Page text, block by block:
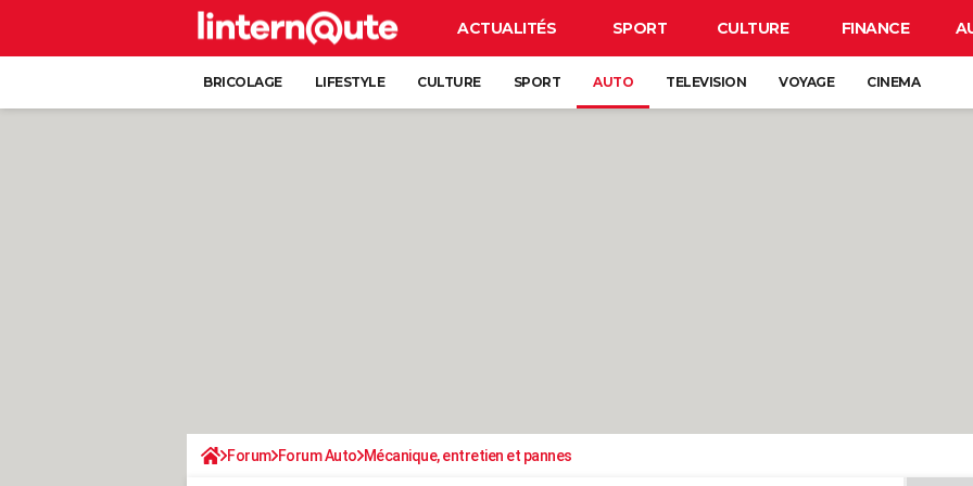
ACTUALITÉS SPORT CULTURE FINANCE
BRICOLAGE LIFESTYLE CULTURE SPORT AUTO TELEVISION VOYAGE CINEMA
Forum Forum Auto Mécanique, entretien et pannes